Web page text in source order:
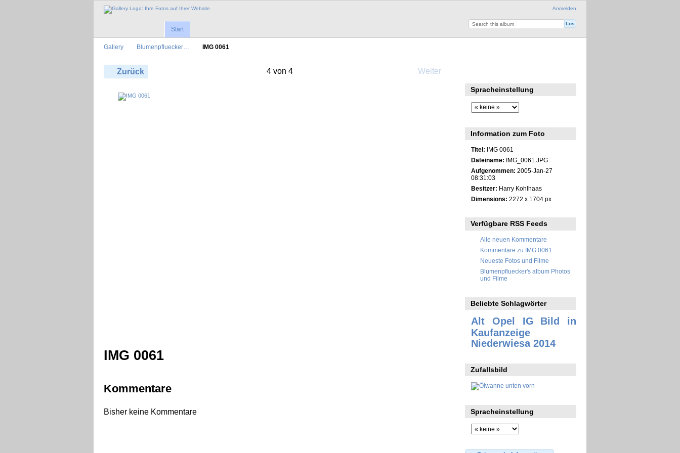
Anmelden
Start
Gallery Blumenpfluecker… IMG 0061
Zurück 4 von 4 Weiter
IMG 0061
Kommentare
Bisher keine Kommentare
Spracheinstellung
Information zum Foto
Titel: IMG 0061
Dateiname: IMG_0061.JPG
Aufgenommen: 2005-Jan-27
08:31:03
Besitzer: Harry Kohlhaas
Dimensions: 2272 x 1704 px
Verfügbare RSS Feeds
Alle neuen Kommentare
Kommentare zu IMG 0061
Neueste Fotos und Filme
Blumenpfluecker's album Photos
und Filme
Beliebte Schlagwörter
Alt Opel IG
Bild in
Kaufanzeige
Niederwiesa 2014
Zufallsbild
Spracheinstellung